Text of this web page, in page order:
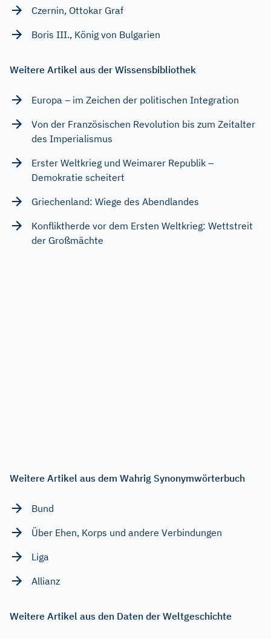
Czernin, Ottokar Graf
Boris III., König von Bulgarien
Weitere Artikel aus der Wissensbibliothek
Europa – im Zeichen der politischen Integration
Von der Französischen Revolution bis zum Zeitalter
des Imperialismus
Erster Weltkrieg und Weimarer Republik –
Demokratie scheitert
Griechenland: Wiege des Abendlandes
Konfliktherde vor dem Ersten Weltkrieg: Wettstreit
der Großmächte
Weitere Artikel aus dem Wahrig Synonymwörterbuch
Bund
Über Ehen, Korps und andere Verbindungen
Liga
Allianz
Weitere Artikel aus den Daten der Weltgeschichte